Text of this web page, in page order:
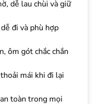
dễ lau chùi và giữ
đi và phù hợp
ôm gót chắc chắn
mái khi đi lại
toàn trong mọi